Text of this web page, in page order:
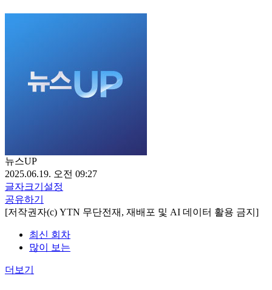
뉴스UP
2025.06.19. 오전 09:27
글자크기설정
공유하기
[저작권자(c) YTN 무단전재, 재배포 및 AI 데이터 활용 금지]
최신 회차
많이 보는
더보기